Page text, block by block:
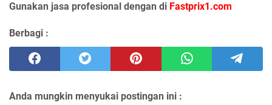
Gunakan jasa profesional dengan di Fastprix1.com
Berbagi :
Anda mungkin menyukai postingan ini :